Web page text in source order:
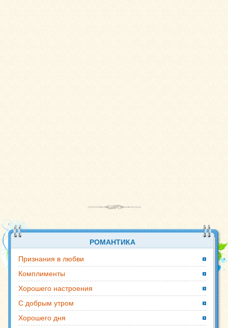
РОМАНТИКА
Признания в любви
Комплименты
Хорошего настроения
С добрым утром
Хорошего дня